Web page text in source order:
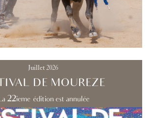
Juillet 2026
DE MOUREZE
22ieme édition est annulée